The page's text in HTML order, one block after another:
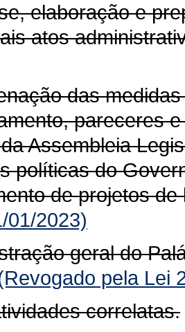
elaboração e
atos
das
pareceres
Assembleia
políticas do
de projetos
01/2023)
geral do
pela Lei
correlatas.